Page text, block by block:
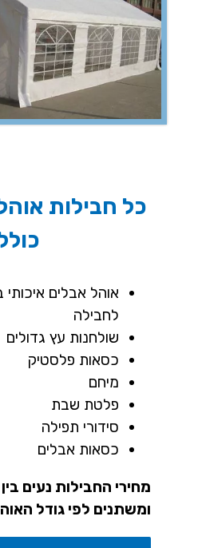
כל חבילות
אוהל אבלים
לחבילה
שולחנות עץ גדולים
כסאות פלסטיק
מיחם
פלטת שבת
סידורי תפילה
כסאות אבלים
ומשתנים לפי גודל